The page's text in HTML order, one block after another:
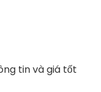
tin và giá tốt